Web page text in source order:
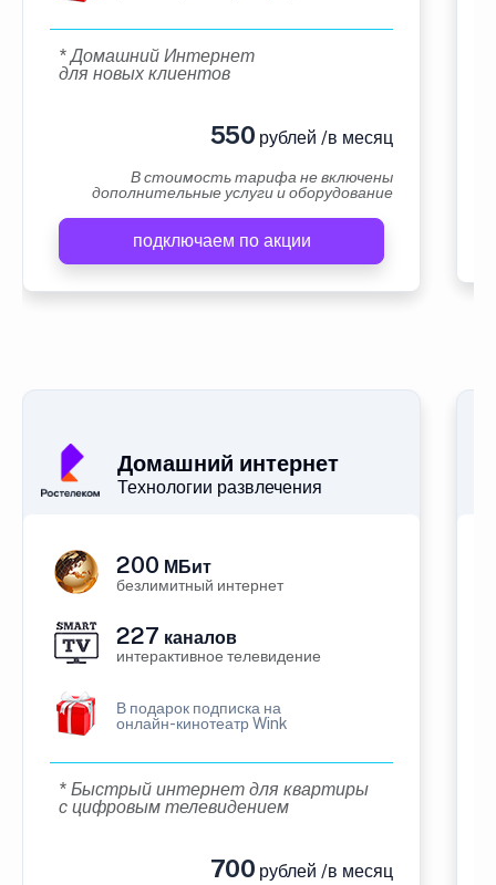
* Домашний Интернет
для новых клиентов
550 рублей /в месяц
В стоимость тарифа не включены
дополнительные услуги и оборудование
подключаем по акции
Домашний интернет
Технологии развлечения
200 МБит
безлимитный интернет
227 каналов
интерактивное телевидение
В подарок подписка на
онлайн-кинотеатр Wink
* Быстрый интернет для квартиры
с цифровым телевидением
700 рублей /в месяц